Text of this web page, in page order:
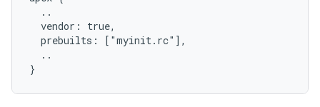
  ..
  vendor: true,
  prebuilts: ["myinit.rc"],
  ..